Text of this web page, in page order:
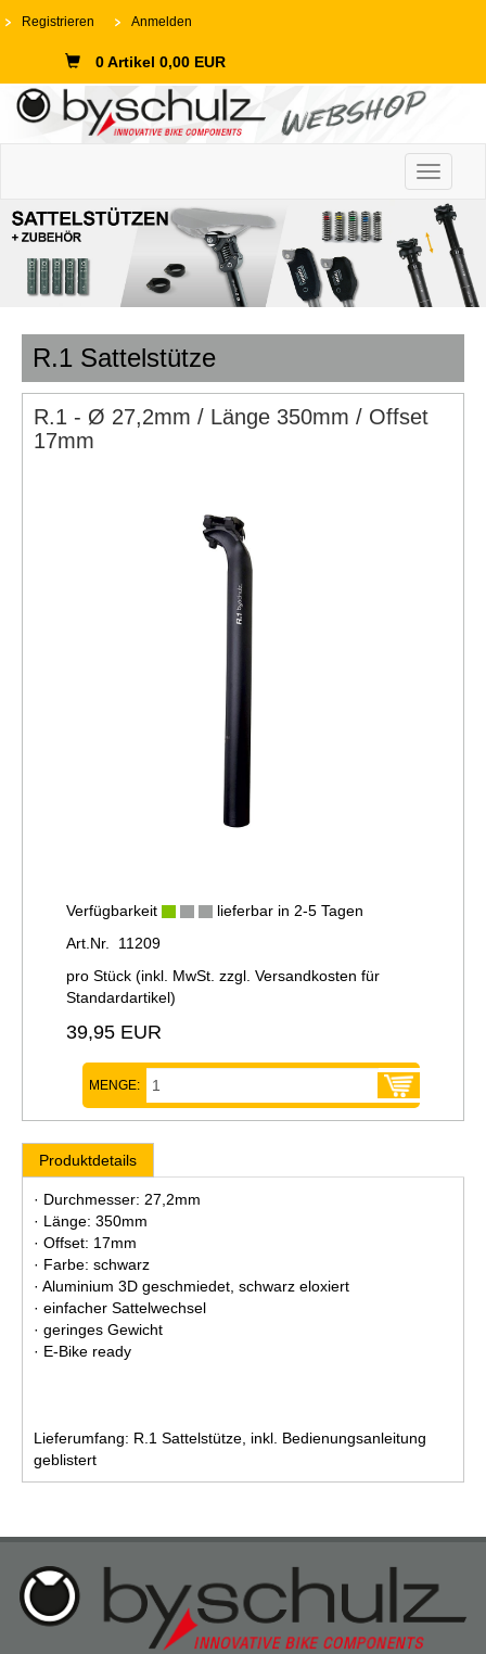
Registrieren Anmelden
0 Artikel 0,00 EUR
Toggle
R.1 Sattelstütze
R.1 - Ø 27,2mm / Länge 350mm / Offset
17mm
Verfügbarkeit
lieferbar in 2-5 Tagen
Art.Nr. 11209
pro Stück (inkl. MwSt. zzgl. Versandkosten für
Standardartikel)
39,95 EUR
MENGE:
Produktdetails
· Durchmesser: 27,2mm
· Länge: 350mm
· Offset: 17mm
· Farbe: schwarz
· Aluminium 3D geschmiedet, schwarz eloxiert
· einfacher Sattelwechsel
· geringes Gewicht
· E-Bike ready
Lieferumfang: R.1 Sattelstütze, inkl. Bedienungsanleitung
geblistert